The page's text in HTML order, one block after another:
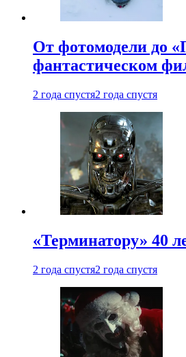
От фотомодели до
фантастическом
2 года спустя2 года спустя
«Терминатору» 40
2 года спустя2 года спустя